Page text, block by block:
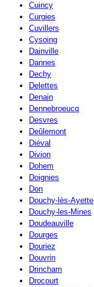
Cuincy
Curgies
Cuvillers
Cysoing
Dainville
Dannes
Dechy
Delettes
Denain
Dennebroeucq
Desvres
Deûlemont
Diéval
Divion
Dohem
Doignies
Don
Douchy-lès-Ayette
Douchy-les-Mines
Doudeauville
Dourges
Douriez
Douvrin
Drincham
Drocourt